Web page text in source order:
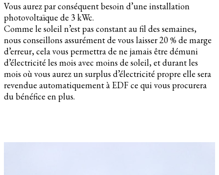
Vous aurez par conséquent besoin d’une installation
photovoltaïque de 3 kWc.
Comme le soleil n’est pas constant au fil des semaines,
nous conseillons assurément de vous laisser 20 % de marge
d’erreur, cela vous permettra de ne jamais être démuni
d’électricité les mois avec moins de soleil, et durant les
mois où vous aurez un surplus d’électricité propre elle sera
revendue automatiquement à EDF ce qui vous procurera
du bénéfice en plus.